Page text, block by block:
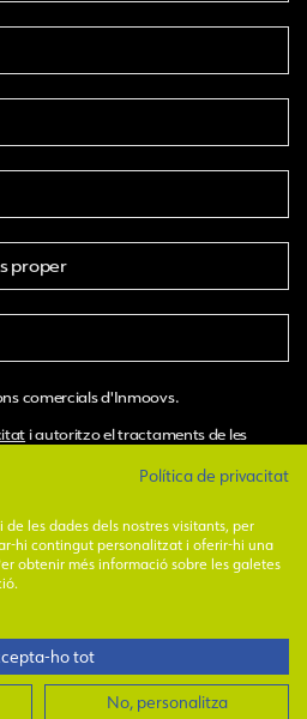
comercials d'Inmoovs.
i autoritzo el tractaments de les
hora
legalIPolítica de privadesa
ICanal i codi ètic
Necessites ajuda?
Política de privacitat
de les dades dels nostres visitants, per
hi contingut personalitzat i oferir-hi una
obtenir més informació sobre les galetes
ho tot
No, personalitza